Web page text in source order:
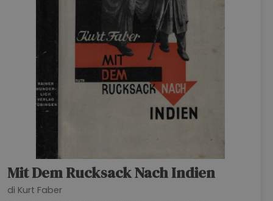
Mit Dem Rucksack Nach Indien
di Kurt Faber